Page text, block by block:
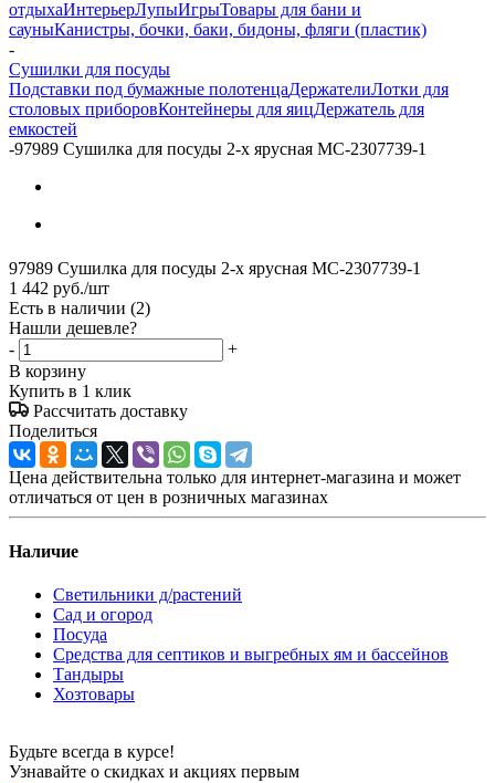
отдыхаИнтерьерЛупыИгрыТовары для бани и
сауныКанистры, бочки, баки, бидоны, фляги (пластик)
-
Сушилки для посуды
Подставки под бумажные полотенцаДержателиЛотки для
столовых приборовКонтейнеры для яицДержатель для
емкостей
-97989 Сушилка для посуды 2-х ярусная МС-2307739-1
97989 Сушилка для посуды 2-х ярусная МС-2307739-1
1 442 руб./шт
Есть в наличии (2)
Нашли дешевле?
-
+
В корзину
Купить в 1 клик
Рассчитать доставку
Поделиться
Цена действительна только для интернет-магазина и может
отличаться от цен в розничных магазинах
Наличие
Светильники д/растений
Сад и огород
Посуда
Средства для септиков и выгребных ям и бассейнов
Тандыры
Хозтовары
Будьте всегда в курсе!
Узнавайте о скидках и акциях первым